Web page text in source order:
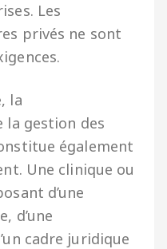
Les
privés ne sont
la
la gestion des
également
Une clinique ou
d’une
d’une
cadre juridique